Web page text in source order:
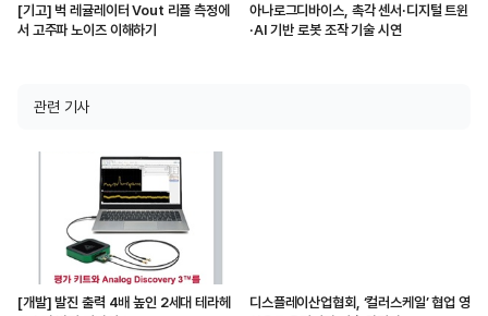
[기고] 벅 레귤레이터 Vout 리플 측정에
서 고주파 노이즈 이해하기
아나로그디바이스, 촉각 센서·디지털 트윈
·AI 기반 로봇 조작 기술 시연
관련 기사
[개발] 발진 출력 4배 높인 2세대 테라헤
디스플레이산업협회, ‘컬러스케일’ 협업 영